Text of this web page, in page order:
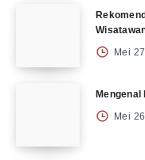
Mei
Mengenal
Mei